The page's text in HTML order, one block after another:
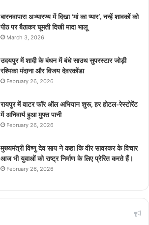
बारनवापारा अभ्यारण्य में दिखा ‘मां का प्यार’, नन्हें शावकों को
पीठ पर बैठाकर घूमती दिखी मादा भालू
March 3, 2026
उदयपुर में शादी के बंधन में बंधे साउथ सुपरस्टार जोड़ी
रश्मिका मंदाना और विजय देवरकोंडा
February 26, 2026
रायपुर में वाटर फॉर ऑल अभियान शुरू, हर होटल-रेस्टोरेंट
में अनिवार्य हुआ मुफ्त पानी
February 26, 2026
मुख्यमंत्री विष्णु देव साय ने कहा कि वीर सावरकर के विचार
आज भी युवाओं को राष्ट्र निर्माण के लिए प्रेरित करते हैं।
February 26, 2026